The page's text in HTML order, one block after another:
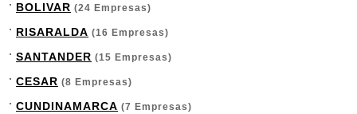
BOLIVAR (24 Empresas)
RISARALDA (16 Empresas)
SANTANDER (15 Empresas)
CESAR (8 Empresas)
CUNDINAMARCA (7 Empresas)